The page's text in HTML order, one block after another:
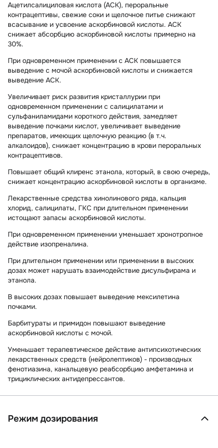
Ацетилсалициловая кислота (АСК), пероральные
контрацептивы, свежие соки и щелочное питье снижают
всасывание и усвоение аскорбиновой кислоты. АСК
снижает абсорбцию аскорбиновой кислоты примерно на
30%.
При одновременном применении с АСК повышается
выведение с мочой аскорбиновой кислоты и снижается
выведение АСК.
Увеличивает риск развития кристаллурии при
одновременном применении с салицилатами и
сульфаниламидами короткого действия, замедляет
выведение почками кислот, увеличивает выведение
препаратов, имеющих щелочную реакцию (в т.ч.
алкалоидов), снижает концентрацию в крови пероральных
контрацептивов.
Повышает общий клиренс этанола, который, в свою очередь,
снижает концентрацию аскорбиновой кислоты в организме.
Лекарственные средства хинолинового ряда, кальция
хлорид, салицилаты, ГКС при длительном применении
истощают запасы аскорбиновой кислоты.
При одновременном применении уменьшает хронотропное
действие изопреналина.
При длительном применении или применении в высоких
дозах может нарушать взаимодействие дисульфирама и
этанола.
В высоких дозах повышает выведение мексилетина
почками.
Барбитураты и примидон повышают выведение
аскорбиновой кислоты с мочой.
Уменьшает терапевтическое действие антипсихотических
лекарственных средств (нейролептиков) - производных
фенотиазина, канальцевую реабсорбцию амфетамина и
трициклических антидепрессантов.
Режим дозирования